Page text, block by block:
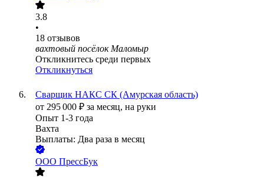
3.8
•
18 отзывов
вахтовый посёлок Маломыр
Откликнитесь среди первых
Откликнуться
Сварщик НАКС СК (Амурская область)
от 295 000 ₽ за месяц, на руки
Опыт 1-3 года
Вахта
Выплаты: Два раза в месяц
ООО ПрессБук